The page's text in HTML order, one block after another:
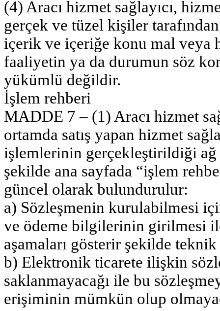
(4) Aracı hizmet sağlayıcı,
gerçek ve tüzel kişiler
içerik ve içeriğe konu mal veya
faaliyetin ya da durumun söz
yükümlü değildir.
İşlem rehberi
MADDE 7 – (1) Aracı hizmet
ortamda satış yapan hizmet
işlemlerinin gerçekleştirildiği ağ
şekilde ana sayfada “işlem
güncel olarak bulundurulur:
a) Sözleşmenin kurulabilmesi
ve ödeme bilgilerinin girilmesi
aşamaları gösterir şekilde teknik
b) Elektronik ticarete ilişkin
saklanmayacağı ile bu
erişiminin mümkün olup